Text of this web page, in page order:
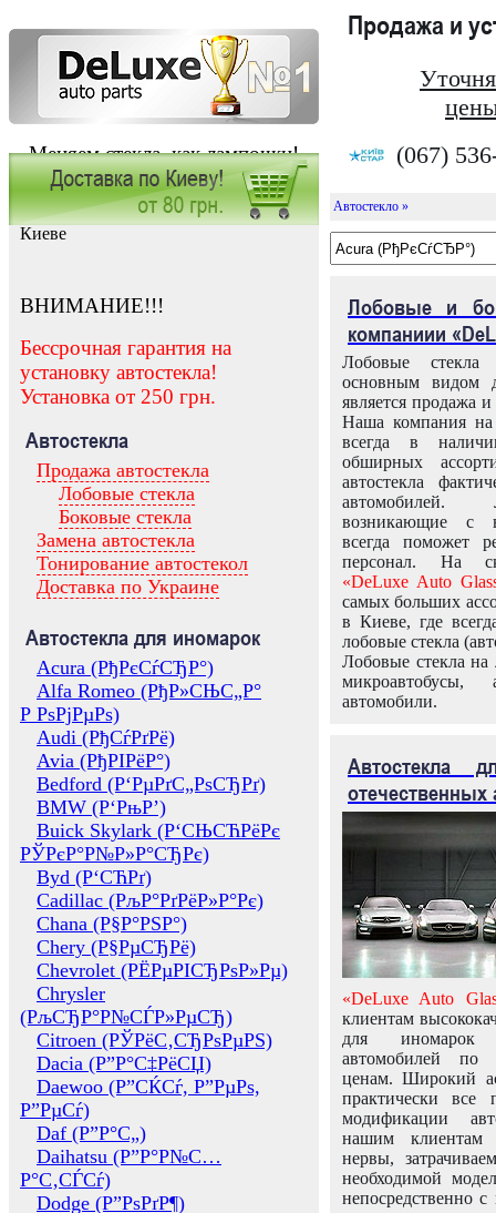
Меняем стекла, как лампочки!
Продажа и
(067)
Заказать установку автостекла в
Киеве
ВНИМАНИЕ!!!
Бессрочная гарантия на
установку автостекла!
Установка от 250 грн.
Автостекла
Продажа автостекла
Лобовые стекла
Боковые стекла
Замена автостекла
Тонирование автостекол
Доставка по Украине
Автостекла для иномарок
Acura (РђРєСѓСЂР°)
Alfa Romeo (РђР»СЊС„Р°
Р РѕРјРµРѕ)
Audi (РђСѓРґРё)
Avia (РђРІРёР°)
Bedford (Р‘РµРґС„РѕСЂРґ)
BMW (Р‘РњР’)
Buick Skylark (Р‘СЊСЋРёРє
РЎРєР°Р№Р»Р°СЂРє)
Byd (Р‘СЋРґ)
Cadillac (РљР°РґРёР»Р°Рє)
Chana (Р§Р°РЅР°)
Chery (Р§РµСЂРё)
Chevrolet (РЁРµРІСЂРѕР»Рµ)
Chrysler
(РљСЂР°Р№СЃР»РµСЂ)
Citroen (РЎРёС‚СЂРѕРµРЅ)
Dacia (Р”Р°С‡РёСЏ)
Daewoo (Р”СЌСѓ, Р”РµРѕ,
Р”РµСѓ)
Daf (Р”Р°С„)
Daihatsu (Р”Р°Р№С…
Р°С‚СЃСѓ)
Dodge (Р”РѕРґР¶)
Автостекло »
Лобовые и
компаниии
Лобовые
основным видом
является продажа и
Наша компания на
всегда в
обширных
автостекла
возникающие с
всегда поможет
персонал. На
«DeLuxe Auto
самых больших
в Киеве, где
лобовые стекла
Лобовые стекла на
микроавтобусы,
автомобили.
Автостекла
отечественных
«DeLuxe Auto
клиентам
для иномарок
автомобилей
ценам. Широкий
практически все
модификации
нашим клиентам
нервы,
необходимой
непосредственно